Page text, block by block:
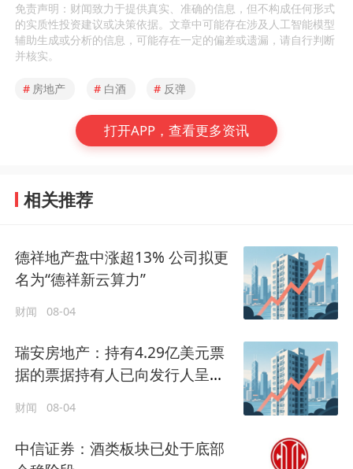
免责声明：财闻致力于提供真实、准确的信息，但不构成任何形式
的实质性投资建议或决策依据。文章中可能存在涉及人工智能模型
辅助生成或分析的信息，可能存在一定的偏差或遗漏，请自行判断
并核实。
# 房地产 # 白酒 # 反弹
打开APP，查看更多资讯
相关推荐
德祥地产盘中涨超13% 公司拟更
名为“德祥新云算力”
财闻 08-04
瑞安房地产：持有4.29亿美元票
据的票据持有人已向发行人呈交
财闻 08-04
中信证券：酒类板块已处于底部